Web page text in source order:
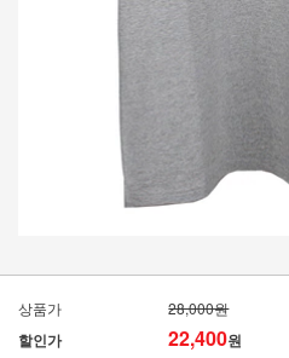
상품가 28,000원
할인가 22,400원